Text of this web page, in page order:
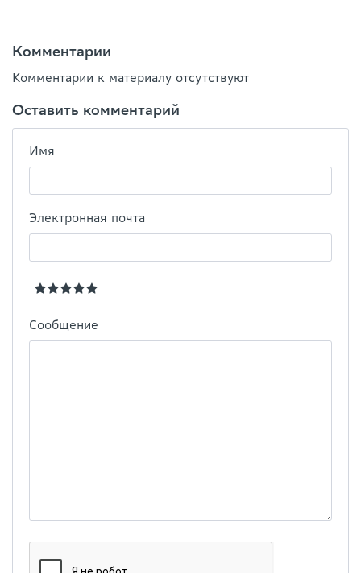
Комментарии
Комментарии к материалу отсутствуют
Оставить комментарий
Имя
Электронная почта
Сообщение